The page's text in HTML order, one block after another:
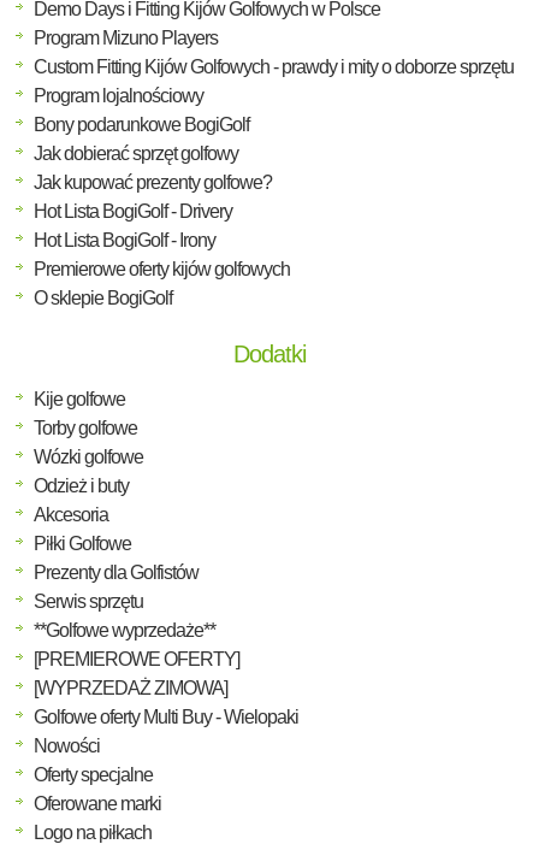
Demo Days i Fitting Kijów Golfowych w Polsce
Program Mizuno Players
Custom Fitting Kijów Golfowych - prawdy i mity o doborze sprzętu
Program lojalnościowy
Bony podarunkowe BogiGolf
Jak dobierać sprzęt golfowy
Jak kupować prezenty golfowe?
Hot Lista BogiGolf - Drivery
Hot Lista BogiGolf - Irony
Premierowe oferty kijów golfowych
O sklepie BogiGolf
Dodatki
Kije golfowe
Torby golfowe
Wózki golfowe
Odzież i buty
Akcesoria
Piłki Golfowe
Prezenty dla Golfistów
Serwis sprzętu
**Golfowe wyprzedaże**
[PREMIEROWE OFERTY]
[WYPRZEDAŻ ZIMOWA]
Golfowe oferty Multi Buy - Wielopaki
Nowości
Oferty specjalne
Oferowane marki
Logo na piłkach